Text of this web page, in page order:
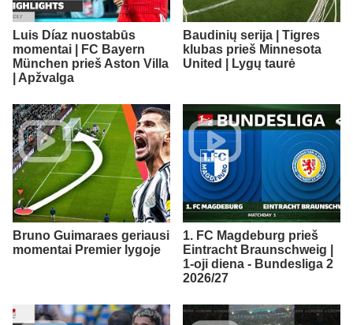
Luis Díaz nuostabūs
momentai | FC Bayern
München prieš Aston Villa
| Apžvalga
Baudinių serija | Tigres
klubas prieš Minnesota
United | Lygų taurė
Bruno Guimaraes geriausi
momentai Premier lygoje
1. FC Magdeburg prieš
Eintracht Braunschweig |
1-oji diena - Bundesliga 2
2026/27